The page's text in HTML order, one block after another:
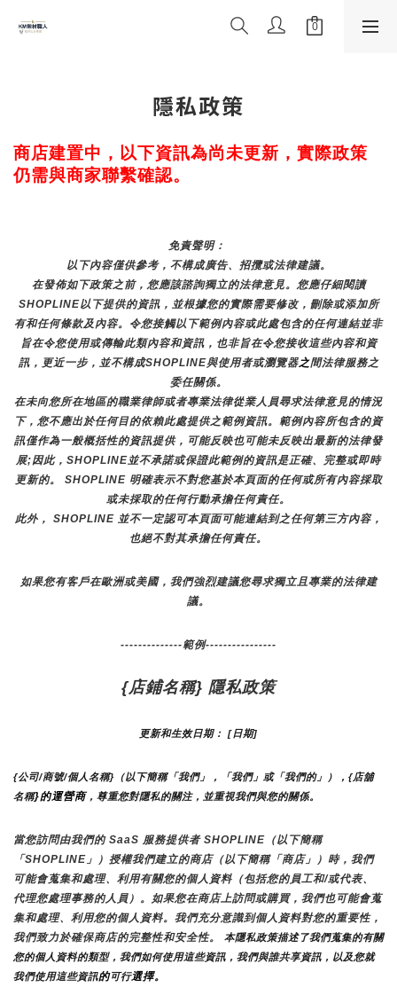
隱私政策
商店建置中，以下資訊為尚未更新，實際政策
仍需與商家聯繫確認。
免責聲明：
以下內容僅供參考，不構成廣告、招攬或法律建議。
在發佈如下政策之前，您應該諮詢獨立的法律意見。您應仔細閱讀
SHOPLINE以下提供的資訊，並根據您的實際需要修改，刪除或添加所
有和任何條款及內容。令您接觸以下範例內容或此處包含的任何連結並非
旨在令您使用或傳輸此類內容和資訊，也非旨在令您接收這些內容和資
訊，更近一步，並不構成SHOPLINE與使用者或瀏覽器之間法律服務之
委任關係。
在未向您所在地區的職業律師或者專業法律從業人員尋求法律意見的情況
下，您不應出於任何目的依賴此處提供之範例資訊。範例內容所包含的資
訊僅作為一般概括性的資訊提供，可能反映也可能未反映出最新的法律發
展;因此，SHOPLINE並不承諾或保證此範例的資訊是正確、完整或即時
更新的。 SHOPLINE 明確表示不對您基於本頁面的任何或所有內容採取
或未採取的任何行動承擔任何責任。
此外， SHOPLINE 並不一定認可本頁面可能連結到之任何第三方內容，
也絕不對其承擔任何責任。
如果您有客戶在歐洲或美國，我們強烈建議您尋求獨立且專業的法律建
議。
--------------範例----------------
{店鋪名稱} 隱私政策
更新和生效日期： [日期]
{公司/商號/個人名稱}（以下簡稱「我們」，「我們」或「我們的」），{店舖
名稱}的運營商，尊重您對隱私的關注，並重視我們與您的關係。
當您訪問由我們的 SaaS 服務提供者 SHOPLINE（以下簡稱
「SHOPLINE」）授權我們建立的商店（以下簡稱「商店」）時，我們
可能會蒐集和處理、利用有關您的個人資料（包括您的員工和/或代表、
代理您處理事務的人員）。如果您在商店上訪問或購買，我們也可能會蒐
集和處理、利用您的個人資料。我們充分意識到個人資料對您的重要性，
我們致力於確保商店的完整性和安全性。
本隱私政策描述了我們蒐集的有關
您的個人資料的類型，我們如何使用這些資訊，我們與誰共享資訊，以及您就
我們使用這些資訊的可行選擇。